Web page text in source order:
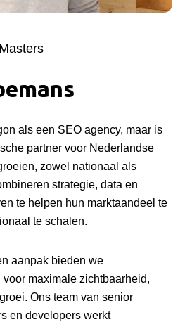
als een SEO agency, maar is
partner voor Nederlandse
zowel nationaal als
strategie, data en
te helpen hun marktaandeel te
te schalen.
aanpak bieden we
maximale zichtbaarheid,
Ons team van senior
en developers werkt